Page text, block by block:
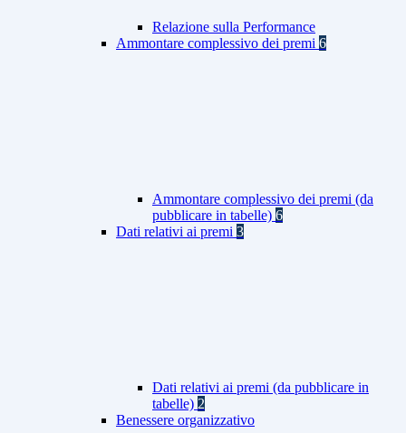
Relazione sulla Performance
Ammontare complessivo dei premi 6
Ammontare complessivo dei premi (da
pubblicare in tabelle) 6
Dati relativi ai premi 3
Dati relativi ai premi (da pubblicare in
tabelle) 2
Benessere organizzativo